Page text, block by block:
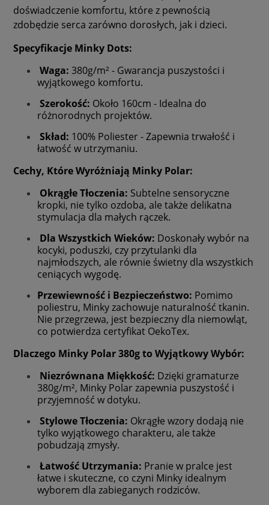
doświadczenie komfortu, które z pewnością
zdobędzie serca zarówno dorosłych, jak i dzieci.
Specyfikacje Minky Dots:
Waga: 380g/m² - Gwarancja puszystości i
wyjątkowego komfortu.
Szerokość: Około 160cm - Idealna do
różnorodnych projektów.
Skład: 100% Poliester - Zapewnia trwałość i
łatwość w utrzymaniu.
Cechy, Które Wyróżniają Minky Polar:
Okrągłe Tłoczenia: Subtelne sensoryczne
kropki, nie tylko ozdoba, ale także delikatna
stymulacja dla małych rączek.
Dla Wszystkich Wieków: Doskonały wybór na
kocyki, poduszki, czy przytulanki dla
najmłodszych, ale równie świetny dla wszystkich
ceniących wygodę.
Przewiewność i Bezpieczeństwo: Pomimo
poliestru, Minky zachowuje naturalność tkanin.
Nie przegrzewa, jest bezpieczny dla niemowląt,
co potwierdza certyfikat OekoTex.
Dlaczego Minky Polar 380g to Wyjątkowy Wybór:
Niezrównana Miękkość: Dzięki gramaturze
380g/m², Minky Polar zapewnia puszystość i
przyjemność w dotyku.
Stylowe Tłoczenia: Okrągłe wzory dodają nie
tylko wyjątkowego charakteru, ale także
pobudzają zmysły.
Łatwość Utrzymania: Pranie w pralce jest
łatwe i skuteczne, co czyni Minky idealnym
wyborem dla zabieganych rodziców.